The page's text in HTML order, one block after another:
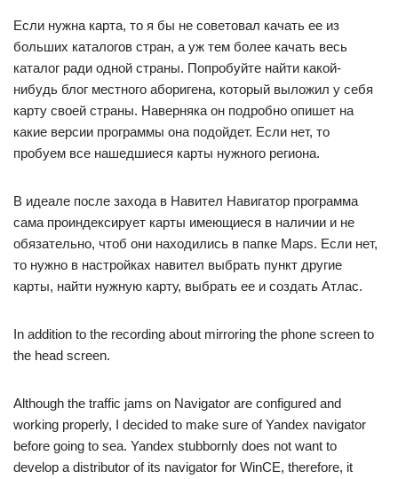
Если нужна карта, то я бы не советовал качать ее из
больших каталогов стран, а уж тем более качать весь
каталог ради одной страны. Попробуйте найти какой-
нибудь блог местного аборигена, который выложил у себя
карту своей страны. Наверняка он подробно опишет на
какие версии программы она подойдет. Если нет, то
пробуем все нашедшиеся карты нужного региона.
В идеале после захода в Навител Навигатор программа
сама проиндексирует карты имеющиеся в наличии и не
обязательно, чтоб они находились в папке Maps. Если нет,
то нужно в настройках навител выбрать пункт другие
карты, найти нужную карту, выбрать ее и создать Атлас.
In addition to the recording about mirroring the phone screen to
the head screen.
Although the traffic jams on Navigator are configured and
working properly, I decided to make sure of Yandex navigator
before going to sea. Yandex stubbornly does not want to
develop a distributor of its navigator for WinCE, therefore, it